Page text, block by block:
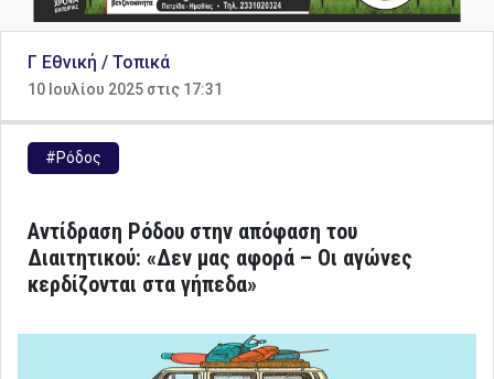
Γ Εθνική / Τοπικά
10 Ιουλίου 2025 στις 17:31
#Ρόδος
Αντίδραση Ρόδου στην απόφαση του
Διαιτητικού: «Δεν μας αφορά – Οι αγώνες
κερδίζονται στα γήπεδα»